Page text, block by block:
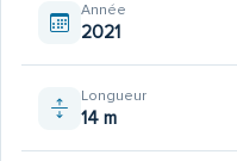
Année
2021
Longueur
14 m